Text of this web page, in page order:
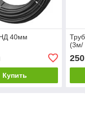
40мм
Купить
(3м/
250